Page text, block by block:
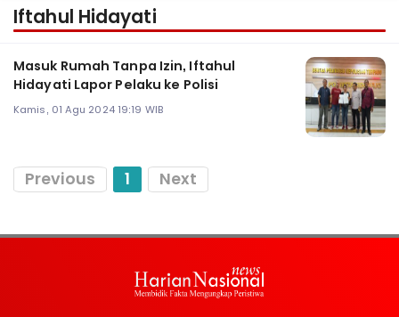
Iftahul Hidayati
Masuk Rumah Tanpa Izin, Iftahul
Hidayati Lapor Pelaku ke Polisi
Kamis, 01 Agu 2024 19:19 WIB
Previous 1 Next